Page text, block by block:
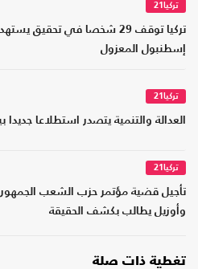
تركيا21
تركيا توقف 29 شخصا في تحقيق
إسطنبول المعزول
تركيا21
العدالة والتنمية يتصدر استطلاعا جديدا
تركيا21
تأجيل قضية مؤتمر حزب الشعب
وأوزيل يطالب بكشف الحقيقة
تغطية ذات صلة